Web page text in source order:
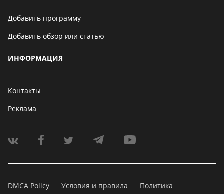
Добавить программу
Добавить обзор или статью
ИНФОРМАЦИЯ
Контакты
Реклама
DMCA Policy Условия и правила Политика